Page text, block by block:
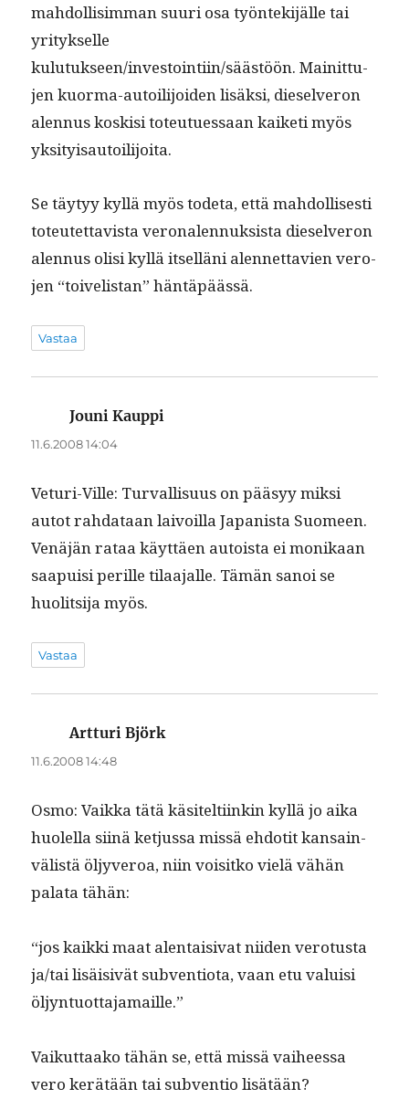
mah­dol­lisim­man suuri osa työn­tek­i­jälle tai
yri­tyk­selle
kulutukseen/investointiin/säästöön. Mainit­tu­
jen kuor­ma-autoil­i­joiden lisäk­si, die­selveron
alen­nus koskisi toteutues­saan kaiketi myös
yksityisautoilijoita.
Se täy­tyy kyl­lä myös tode­ta, että mah­dol­lis­es­ti
toteutet­tavista veronalen­nuk­sista die­selveron
alen­nus olisi kyl­lä itsel­läni alen­net­tavien vero­
jen “toivelis­tan” häntäpäässä.
Vastaa
Jouni Kauppi
11.6.2008 14:04
Veturi-Ville: Tur­val­lisu­us on pääsyy mik­si
autot rah­dataan laivoil­la Japanista Suomeen.
Venäjän rataa käyt­täen autoista ei monikaan
saa­puisi per­ille tilaa­jalle. Tämän sanoi se
huolit­si­ja myös.
Vastaa
Artturi Björksanoo:
11.6.2008 14:48
Osmo: Vaik­ka tätä käsitelti­inkin kyl­lä jo aika
huolel­la siinä ketjus­sa mis­sä ehdotit kan­sain­
välistä öljyveroa, niin voisitko vielä vähän
pala­ta tähän:
“jos kaik­ki maat alen­taisi­vat niiden vero­tus­ta
ja/tai lisäi­sivät sub­ven­tio­ta, vaan etu valuisi
öljyntuottajamaille.”
Vaikut­taako tähän se, että mis­sä vai­heessa
vero kerätään tai sub­ven­tio lisätään?